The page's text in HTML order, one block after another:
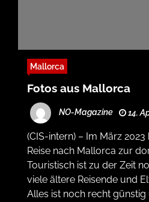
Mallorca
Fotos aus Mallorca
NO-Magazine 14.
(CIS-intern) – Im März
Reise nach Mallorca zur
Touristisch ist zu der Zeit
viele ältere Reisende und
Alles ist noch recht